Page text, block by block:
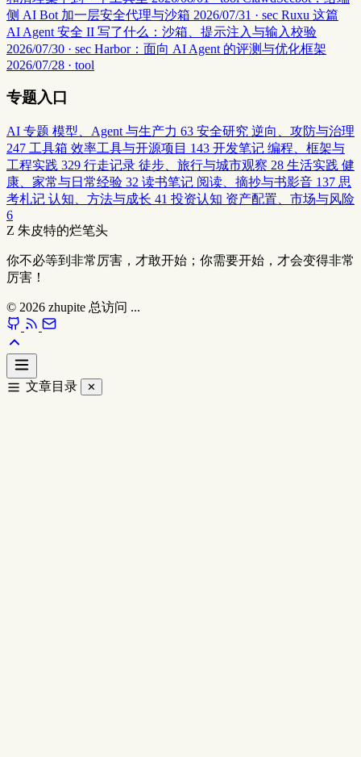
侧 AI Bot 加一层安全代理与沙箱 2026/07/31 · sec Ruxu 这篇
AI Agent 安全 II 写了什么：沙箱、提示注入与输入校验
2026/07/30 · sec Harbor：面向 AI Agent 的评测与优化框架
2026/07/28 · tool
专题入口
AI 专题 模型、Agent 与生产力 63 安全研究 逆向、攻防与治理
247 工具箱 效率工具与开源项目 143 开发笔记 编程、框架与
工程实践 329 行走记录 徒步、旅行与城市观察 28 生活实践 健
康、家常与日常经验 32 读书笔记 阅读、摘抄与书影音 137 思
考札记 认知、方法与成长 41 投资认知 资产配置、市场与风险
6
Z 朱皮特的烂笔头
你不必等到非常厉害，才敢开始；你需要开始，才会变得非常
厉害！
© 2026 zhupite 总访问 ...
文章目录 ✕